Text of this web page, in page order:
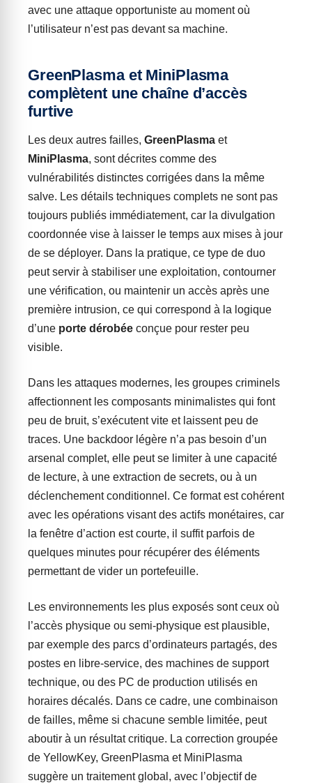
avec une attaque opportuniste au moment où
l’utilisateur n’est pas devant sa machine.
GreenPlasma et MiniPlasma
complètent une chaîne d’accès
furtive
Les deux autres failles, GreenPlasma et
MiniPlasma, sont décrites comme des
vulnérabilités distinctes corrigées dans la même
salve. Les détails techniques complets ne sont pas
toujours publiés immédiatement, car la divulgation
coordonnée vise à laisser le temps aux mises à jour
de se déployer. Dans la pratique, ce type de duo
peut servir à stabiliser une exploitation, contourner
une vérification, ou maintenir un accès après une
première intrusion, ce qui correspond à la logique
d’une porte dérobée conçue pour rester peu
visible.
Dans les attaques modernes, les groupes criminels
affectionnent les composants minimalistes qui font
peu de bruit, s’exécutent vite et laissent peu de
traces. Une backdoor légère n’a pas besoin d’un
arsenal complet, elle peut se limiter à une capacité
de lecture, à une extraction de secrets, ou à un
déclenchement conditionnel. Ce format est cohérent
avec les opérations visant des actifs monétaires, car
la fenêtre d’action est courte, il suffit parfois de
quelques minutes pour récupérer des éléments
permettant de vider un portefeuille.
Les environnements les plus exposés sont ceux où
l’accès physique ou semi-physique est plausible,
par exemple des parcs d’ordinateurs partagés, des
postes en libre-service, des machines de support
technique, ou des PC de production utilisés en
horaires décalés. Dans ce cadre, une combinaison
de failles, même si chacune semble limitée, peut
aboutir à un résultat critique. La correction groupée
de YellowKey, GreenPlasma et MiniPlasma
suggère un traitement global, avec l’objectif de